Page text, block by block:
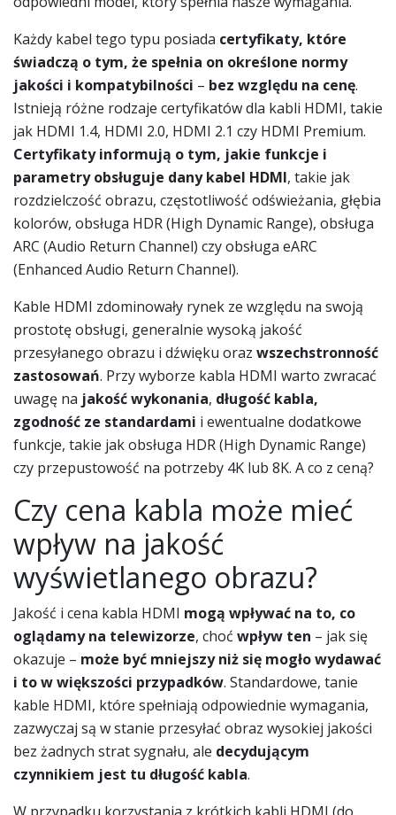
Każdy kabel tego typu posiada certyfikaty, które
świadczą o tym, że spełnia on określone normy
jakości i kompatybilności – bez względu na cenę.
Istnieją różne rodzaje certyfikatów dla kabli HDMI, takie
jak HDMI 1.4, HDMI 2.0, HDMI 2.1 czy HDMI Premium.
Certyfikaty informują o tym, jakie funkcje i
parametry obsługuje dany kabel HDMI, takie jak
rozdzielczość obrazu, częstotliwość odświeżania, głębia
kolorów, obsługa HDR (High Dynamic Range), obsługa
ARC (Audio Return Channel) czy obsługa eARC
(Enhanced Audio Return Channel).
Kable HDMI zdominowały rynek ze względu na swoją
prostotę obsługi, generalnie wysoką jakość
przesyłanego obrazu i dźwięku oraz wszechstronność
zastosowań. Przy wyborze kabla HDMI warto zwracać
uwagę na jakość wykonania, długość kabla,
zgodność ze standardami i ewentualne dodatkowe
funkcje, takie jak obsługa HDR (High Dynamic Range)
czy przepustowość na potrzeby 4K lub 8K. A co z ceną?
Czy cena kabla może mieć
wpływ na jakość
wyświetlanego obrazu?
Jakość i cena kabla HDMI mogą wpływać na to, co
oglądamy na telewizorze, choć wpływ ten – jak się
okazuje – może być mniejszy niż się mogło wydawać
i to w większości przypadków. Standardowe, tanie
kable HDMI, które spełniają odpowiednie wymagania,
zazwyczaj są w stanie przesyłać obraz wysokiej jakości
bez żadnych strat sygnału, ale decydującym
czynnikiem jest tu długość kabla.